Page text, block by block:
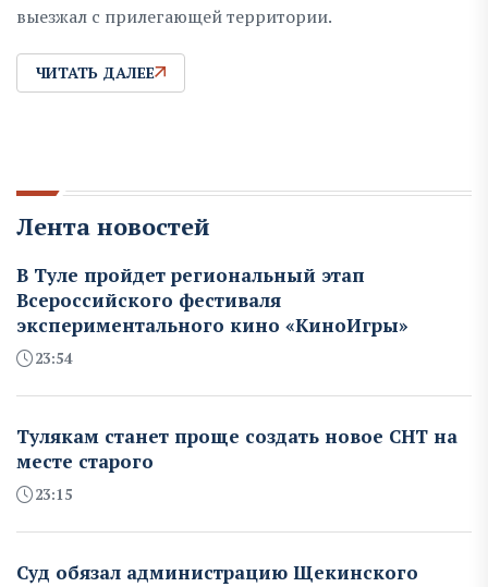
выезжал с прилегающей территории.
ЧИТАТЬ ДАЛЕЕ
Лента новостей
В Туле пройдет региональный этап
Всероссийского фестиваля
экспериментального кино «КиноИгры»
23:54
Тулякам станет проще создать новое СНТ на
месте старого
23:15
Суд обязал администрацию Щекинского